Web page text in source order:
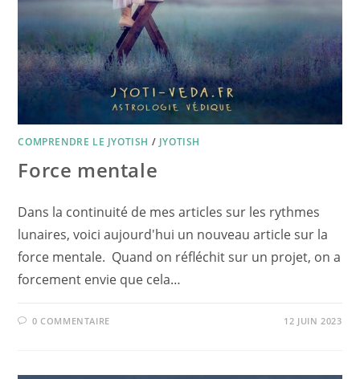
COMPRENDRE LE JYOTISH / JYOTISH
​Force mentale
Dans la continuité de mes articles sur les rythmes
lunaires, voici aujourd'hui un nouveau article sur la
force mentale. Quand on réfléchit sur un projet, on a
forcement envie que cela…
0 COMMENTAIRE 12 JUIN 2023